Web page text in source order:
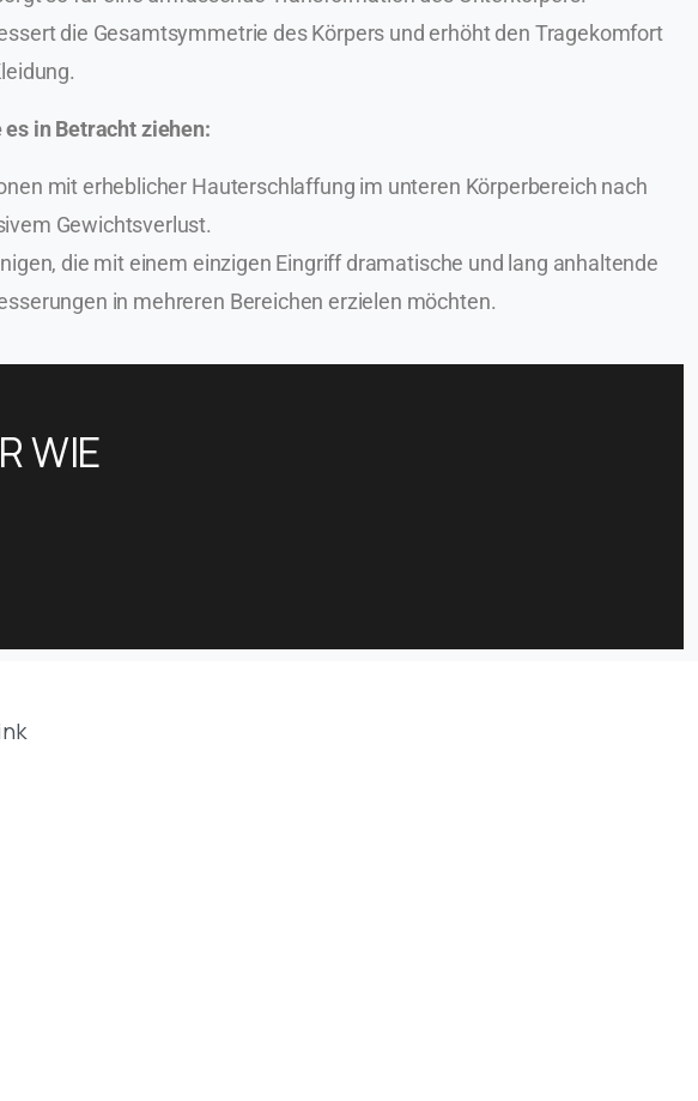
die Gesamtsymmetrie des Körpers und erhöht den Tragekomfort
in Betracht ziehen:
mit erheblicher Hauterschlaffung im unteren Körperbereich nach
Gewichtsverlust.
die mit einem einzigen Eingriff dramatische und lang anhaltende
in mehreren Bereichen erzielen möchten.
WIE